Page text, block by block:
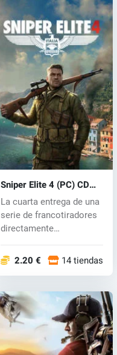
Sniper Elite 4 (PC) CD
key
La cuarta entrega de una
serie de francotiradores
directamente
2.20 € 14 tiendas